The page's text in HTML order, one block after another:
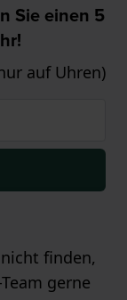
Sie einen 5
auf Uhren)
finden,
gerne